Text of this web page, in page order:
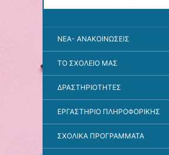
ΝΈΑ- ΑΝΑΚΟΙΝΏΣΕΙΣ
ΤΟ ΣΧΟΛΕΊΟ ΜΑΣ
ΔΡΑΣΤΗΡΙΌΤΗΤΕΣ
ΕΡΓΑΣΤΉΡΙΟ ΠΛΗΡΟΦΟΡΙΚΉΣ
ΣΧΟΛΙΚΆ ΠΡΟΓΡΆΜΜΑΤΑ